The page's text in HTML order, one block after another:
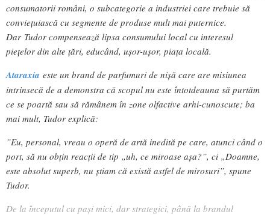
consumatorii români, o subcategorie a industriei care trebuie să
conviețuiască cu segmente de produse mult mai puternice.
Dar Tudor compensează lipsa consumului local cu interesul
piețelor din alte țări, educând, ușor-ușor, piața locală.
Ataraxia este un brand de parfumuri de nișă care are misiunea
intrinsecă de a demonstra că scopul nu este întotdeauna să purtăm
ce se poartă sau să rămânem în zone olfactive arhi-cunoscute; ba
mai mult, Tudor explică:
”Eu, personal, vreau o operă de artă inedită pe care, atunci când o
port, să nu obțin reacții de tip „uh, ce miroase așa?”, ci „Doamne,
este absolut superb, nu știam că există astfel de mirosuri”, spune
Tudor.
De la începutul cu pași mici, dar strategici, până la brandul